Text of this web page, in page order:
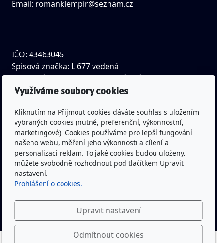
Email: romanklempir@seznam.cz
IČO: 43463045
Spisová značka: L 677 vedená
u Krajského soudu v Hradci Králové
Bankovní spojení: Česká spořitelna a.s.
(pobočka Trutnov)
Č.ú.: 1300332319/0800
Youtube kanál Rytíři Trutnov včetně živého vysílání
Využíváme soubory cookies
Kliknutím na Přijmout cookies dáváte souhlas s uložením
vybraných cookies (nutné, preferenční, výkonnostní,
marketingové). Cookies používáme pro lepší fungování
našeho webu, měření jeho výkonnosti a cílení a
personalizaci reklam. To jaké cookies budou uloženy,
můžete svobodně rozhodnout pod tlačítkem Upravit
nastavení.
Prohlášení o cookies.
Upravit nastavení
Odmítnout cookies
Rytíři Trutnov - baseball © 2022